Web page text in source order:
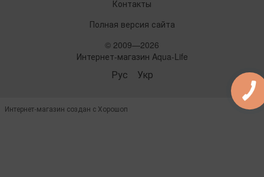
Контакты
Полная версия сайта
© 2009—2026
Интернет-магазин Aqua-Life
Рус Укр
Интернет-магазин создан с Хорошоп